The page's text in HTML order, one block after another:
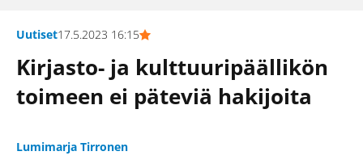
Uutiset17.5.2023 16:15
Kirjasto- ja kulttuuripäällikön
toimeen ei päteviä hakijoita
Lumimarja Tirronen